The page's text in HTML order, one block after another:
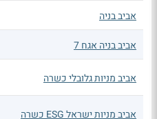
אביב בניה
אביב בניה אגח 7
אביב מניות גלובלי כשרה
אביב מניות ישראל ESG כשרה